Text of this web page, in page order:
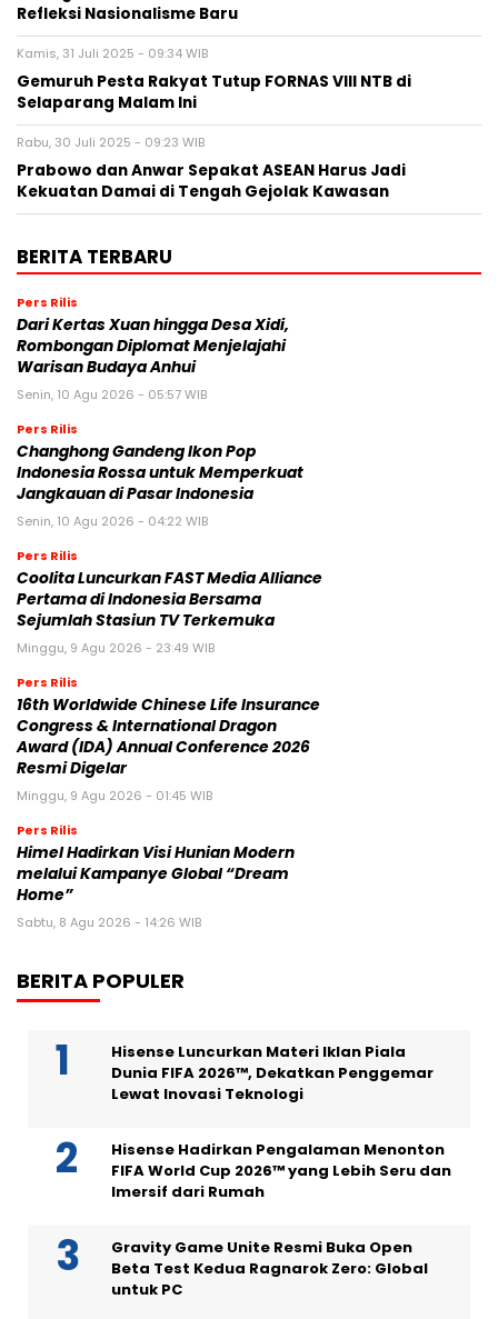
Refleksi Nasionalisme Baru
Kamis, 31 Juli 2025 - 09:34 WIB
Gemuruh Pesta Rakyat Tutup FORNAS VIII NTB di
Selaparang Malam Ini
Rabu, 30 Juli 2025 - 09:23 WIB
Prabowo dan Anwar Sepakat ASEAN Harus Jadi
Kekuatan Damai di Tengah Gejolak Kawasan
BERITA TERBARU
Pers Rilis
Dari Kertas Xuan hingga Desa Xidi,
Rombongan Diplomat Menjelajahi
Warisan Budaya Anhui
Senin, 10 Agu 2026 - 05:57 WIB
Pers Rilis
Changhong Gandeng Ikon Pop
Indonesia Rossa untuk Memperkuat
Jangkauan di Pasar Indonesia
Senin, 10 Agu 2026 - 04:22 WIB
Pers Rilis
Coolita Luncurkan FAST Media Alliance
Pertama di Indonesia Bersama
Sejumlah Stasiun TV Terkemuka
Minggu, 9 Agu 2026 - 23:49 WIB
Pers Rilis
16th Worldwide Chinese Life Insurance
Congress & International Dragon
Award (IDA) Annual Conference 2026
Resmi Digelar
Minggu, 9 Agu 2026 - 01:45 WIB
Pers Rilis
Himel Hadirkan Visi Hunian Modern
melalui Kampanye Global “Dream
Home”
Sabtu, 8 Agu 2026 - 14:26 WIB
BERITA POPULER
Hisense Luncurkan Materi Iklan Piala
Dunia FIFA 2026™, Dekatkan Penggemar
Lewat Inovasi Teknologi
Hisense Hadirkan Pengalaman Menonton
FIFA World Cup 2026™ yang Lebih Seru dan
Imersif dari Rumah
Gravity Game Unite Resmi Buka Open
Beta Test Kedua Ragnarok Zero: Global
untuk PC